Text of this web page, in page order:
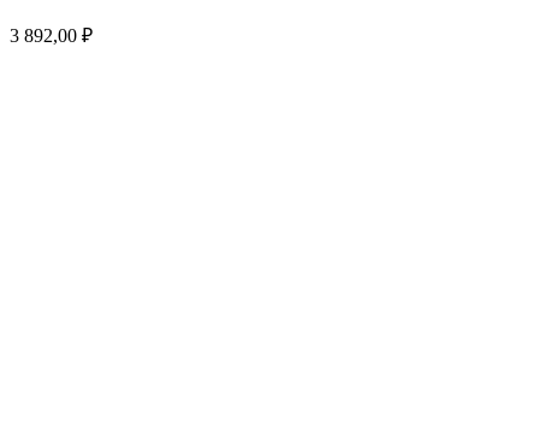
3 892,00 ₽